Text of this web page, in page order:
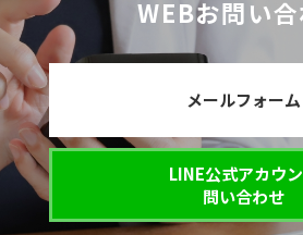
WEBお問い
メールフォーム
LINE公式アカウ
問い合わせ